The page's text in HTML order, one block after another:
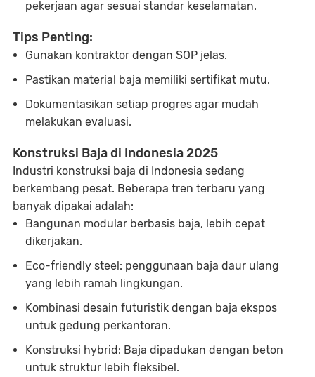
pekerjaan agar sesuai standar keselamatan.
Tips Penting:
Gunakan kontraktor dengan SOP jelas.
Pastikan material baja memiliki sertifikat mutu.
Dokumentasikan setiap progres agar mudah
melakukan evaluasi.
Konstruksi Baja di Indonesia 2025
Industri konstruksi baja di Indonesia sedang
berkembang pesat. Beberapa tren terbaru yang
banyak dipakai adalah:
Bangunan modular berbasis baja, lebih cepat
dikerjakan.
Eco-friendly steel: penggunaan baja daur ulang
yang lebih ramah lingkungan.
Kombinasi desain futuristik dengan baja ekspos
untuk gedung perkantoran.
Konstruksi hybrid: Baja dipadukan dengan beton
untuk struktur lebih fleksibel.